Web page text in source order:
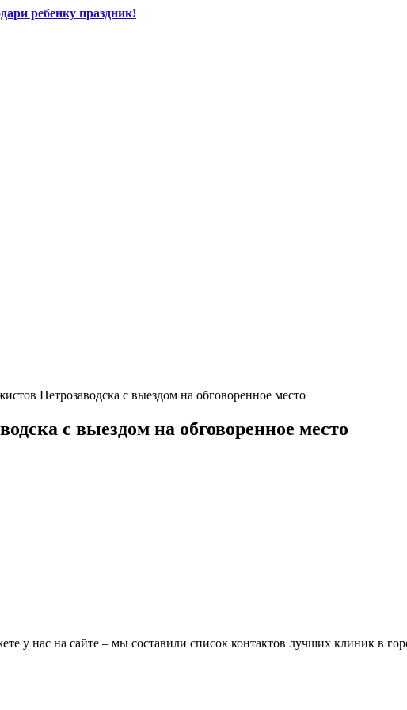
ребенку праздник!
Петрозаводска с выездом на обговоренное место
с выездом на обговоренное место
у нас на сайте – мы составили список контактов лучших клиник в